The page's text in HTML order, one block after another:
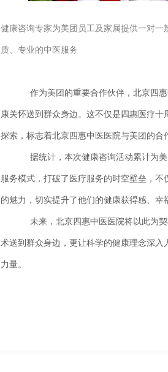
健康咨询专家为美团员工及家属提供一对
质、专业的中医服务
康关怀送到群众身边。这不仅是四惠医疗
探索，标志着北京四惠中医医院与美团的合
服务模式，打破了医疗服务的时空壁垒，
的魅力，切实提升了他们的健康获得感、
术送到群众身边，更让科学的健康理念深入
力量。